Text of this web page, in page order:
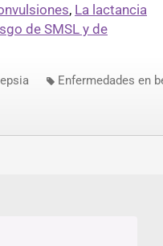
, La lactancia
de SMSL y de
Enfermedades en